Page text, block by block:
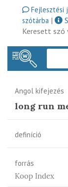
Fejlesztési
szótárba |
Keresett szó
Angol kifejezés
long run
definíció
forrás
Koop Index